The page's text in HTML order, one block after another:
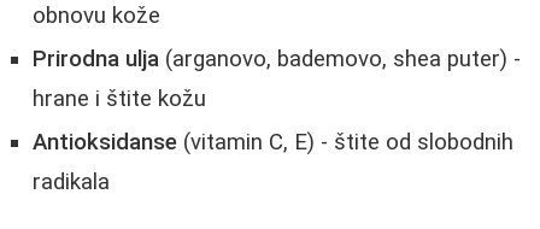
obnovu kože
Prirodna ulja (arganovo, bademovo, shea puter) -
hrane i štite kožu
Antioksidanse (vitamin C, E) - štite od slobodnih
radikala